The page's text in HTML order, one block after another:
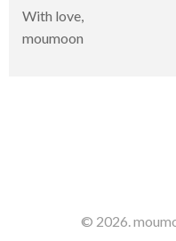
With love,
moumoon
© 2026.